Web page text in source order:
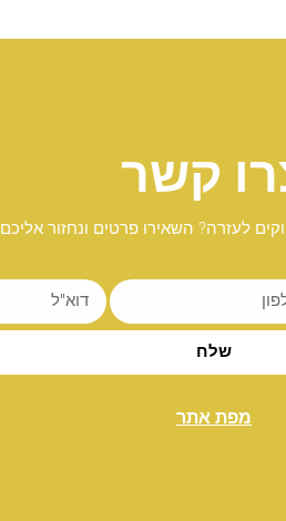
קשר
לעזרה? השאירו פרטים ונחזור אליכם
שלח
מפת אתר